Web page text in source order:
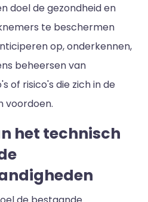
doel de gezondheid en
te beschermen
op, onderkennen,
beheersen van
of risico's die zich in de
voordoen.
het technisch